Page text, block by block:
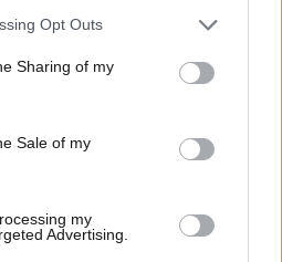
app uses one or more Google
behaviour. You may click to
and its third-party tags to
purposes in below Google
Opt Outs
Sharing of my
Sale of my
my
Advertising.